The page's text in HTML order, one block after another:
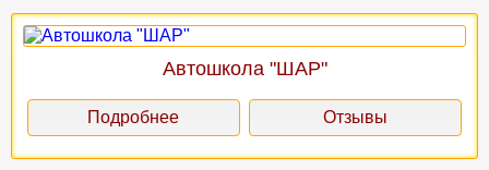
Автошкола "ШАР"
Подробнее Отзывы